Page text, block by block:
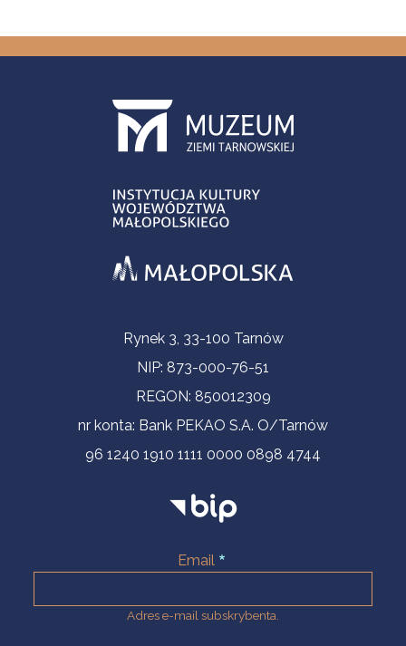
Informacje kontaktoweRynek 3, 33-100 Tarnów
NIP: 873-000-76-51
REGON: 850012309
nr konta: Bank PEKAO S.A. O/Tarnów
96 1240 1910 1111 0000 0898 4744
Email
Adres e-mail subskrybenta.